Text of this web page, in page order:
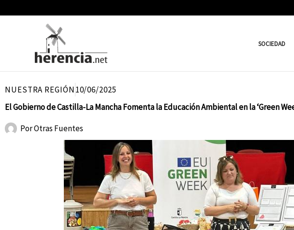
SOCIEDAD
NUESTRA REGIÓN10/06/2025
El Gobierno de Castilla-La Mancha Fomenta la Educación Ambiental en la ‘Green
PorOtras Fuentes